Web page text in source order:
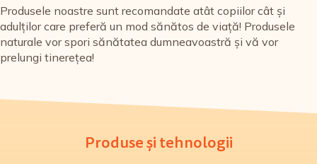
Produsele noastre sunt recomandate atât copiilor cât și
adulților care preferă un mod sănătos de viață! Produsele
naturale vor spori sănătatea dumneavoastră și vă vor
prelungi tinerețea!
Produse și tehnologii